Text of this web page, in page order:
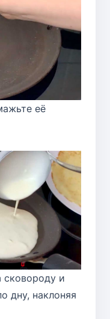
её
сковороду и
дну, наклоняя